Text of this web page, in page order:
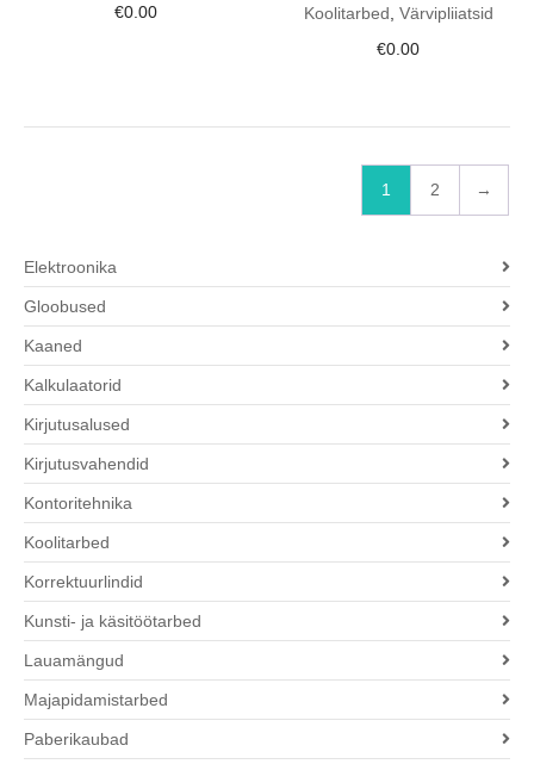
€0.00
Koolitarbed Värvipliiatsid
€0.00
1 2 →
Elektroonika
Gloobused
Kaaned
Kalkulaatorid
Kirjutusalused
Kirjutusvahendid
Kontoritehnika
Koolitarbed
Korrektuurlindid
Kunsti- ja käsitöötarbed
Lauamängud
Majapidamistarbed
Paberikaubad